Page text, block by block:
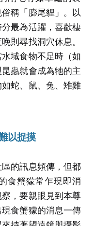
稱「膨尾貍」。以
最為活躍，喜歡棲
則尋找洞穴休息。
域食物不足時（如
蟲就會成為牠的主
蛇、鼠、兔、雉雞
以捉摸
的訊息頻傳，但都
食蟹獴常乍現即消
，要親眼見到本尊
食蟹獴的消息一傳